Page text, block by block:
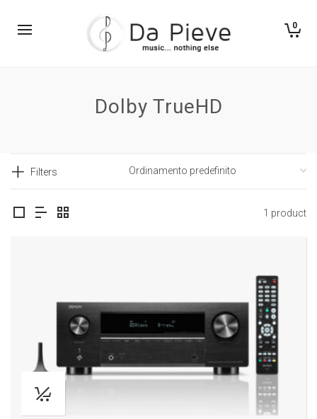
0
Dolby TrueHD
Filters
1 product